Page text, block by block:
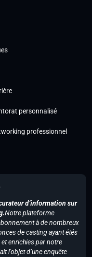
personnalisé
professionnel
d’information sur
Notre plateforme
à de nombreux
de casting ayant étés
enrichies par notre
l’objet d’une enquête